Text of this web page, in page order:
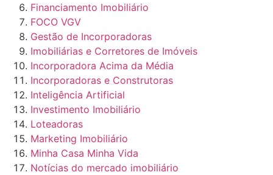
Financiamento Imobiliário
FOCO VGV
Gestão de Incorporadoras
Imobiliárias e Corretores de Imóveis
Incorporadora Acima da Média
Incorporadoras e Construtoras
Inteligência Artificial
Investimento Imobiliário
Loteadoras
Marketing Imobiliário
Minha Casa Minha Vida
Notícias do mercado imobiliário